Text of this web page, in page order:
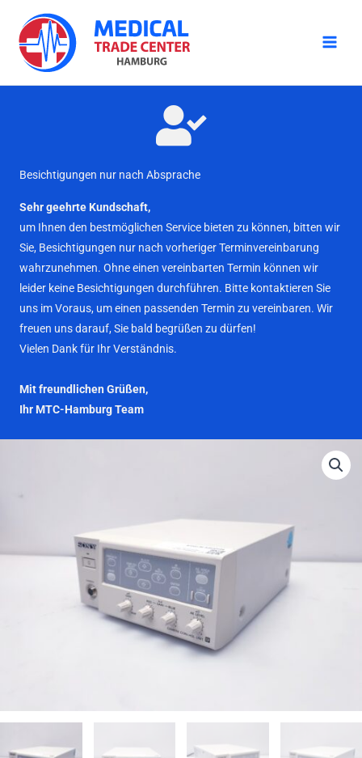
Inhalt
springen
Besichtigungen nur nach Absprache
Sehr geehrte Kundschaft,
um Ihnen den bestmöglichen Service bieten zu können, bitten wir
Sie, Besichtigungen nur nach vorheriger Terminvereinbarung
wahrzunehmen. Ohne einen vereinbarten Termin können wir
leider keine Besichtigungen durchführen. Bitte kontaktieren Sie
uns im Voraus, um einen passenden Termin zu vereinbaren. Wir
freuen uns darauf, Sie bald begrüßen zu dürfen!
Vielen Dank für Ihr Verständnis.
Mit freundlichen Grüßen,
Ihr MTC-Hamburg Team